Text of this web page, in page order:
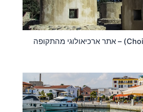
כירוקיטיה (Choirokoitia) – אתר ארכיאולוגי מהתקופה